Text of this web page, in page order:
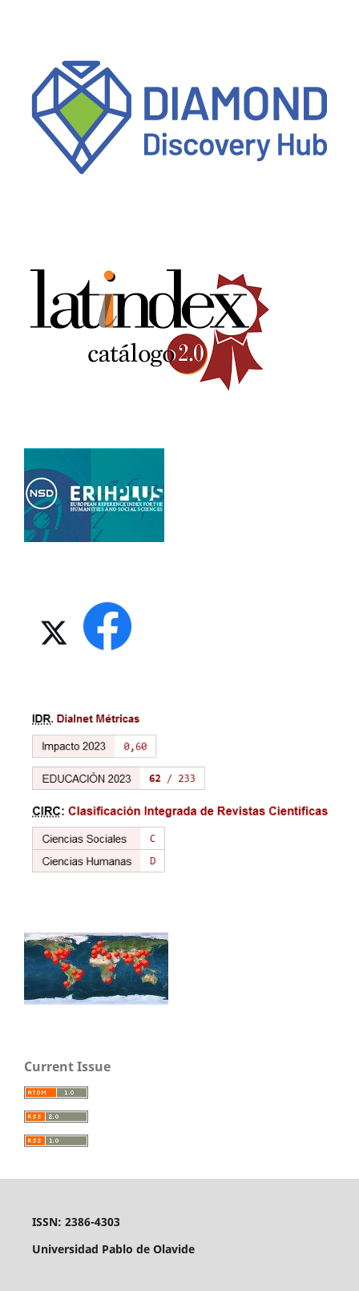
Current Issue
ISSN: 2386-4303
Universidad Pablo de Olavide